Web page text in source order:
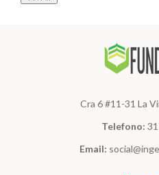
Cra 6 #11-31 La
Telefono:
Email: